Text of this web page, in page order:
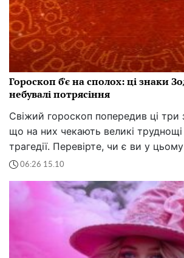
Гороскоп б'є на сполох: ці знаки
небувалі потрясіння
Свіжий гороскоп попередив ці три
що на них чекають великі труднощі
трагедії. Перевірте, чи є ви у
06:26 15.10